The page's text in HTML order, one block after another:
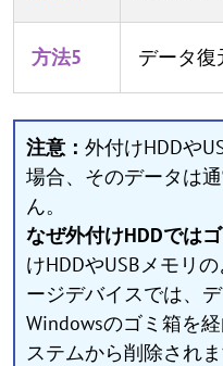
方法5 データ復
注意： 外付けHDDや
場合、そのデータは
ん。
なぜ外付けHDDでは
けHDDやUSBメモリ
ージデバイスでは、
Windowsのゴミ箱を
ステムから削除され